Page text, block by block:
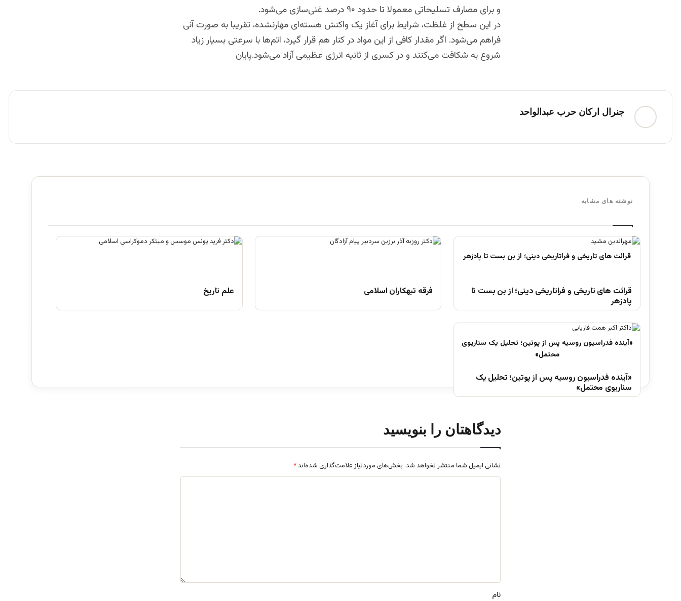
و برای مصارف تسلیحاتی معمولا تا حدود ۹۰ درصد غنی‌سازی می‌شود.
در این سطح از غلظت، شرایط برای آغاز یک واکنش هسته‌ای مهارنشده، تقریبا به صورت آنی
فراهم می‌شود. اگر مقدار کافی از این مواد در کنار هم قرار گیرد، اتم‌ها با سرعتی بسیار زیاد
شروع به شکافت می‌کنند و در کسری از ثانیه انرژی عظیمی آزاد می‌شود.پایان
جنرال ارکان حرب عبدالواحد
نوشته های مشابه
قرائت های تاریخی و فراتاریخی دینی؛ از بن بست تا
پادزهر
فرقه تبهکاران اسلامی علم تاریخ
«آینده فدراسیون روسیه پس از پوتین؛ تحلیل یک
سناریوی محتمل»
دیدگاهتان را بنویسید
نشانی ایمیل شما منتشر نخواهد شد. بخش‌های موردنیاز علامت‌گذاری شده‌اند *
نام